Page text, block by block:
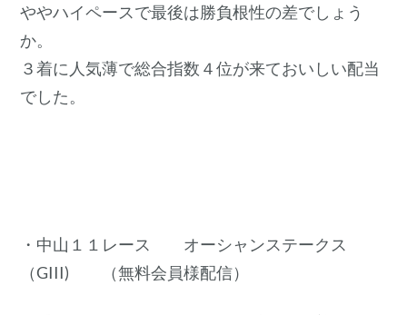
ややハイペースで最後は勝負根性の差でしょう
か。
３着に人気薄で総合指数４位が来ておいしい配当
でした。
・中山１１レース オーシャンステークス
（GIII) （無料会員様配信）